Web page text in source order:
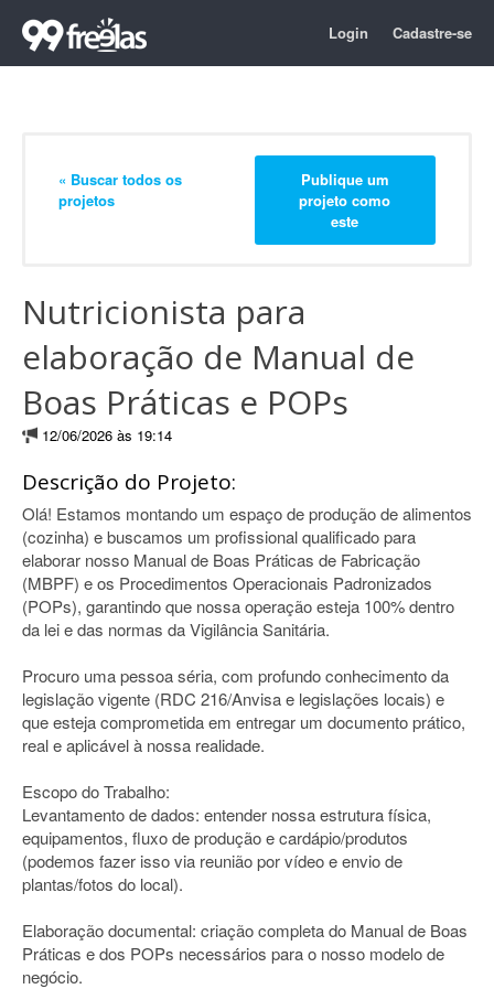
Login Cadastre-se
« Buscar todos os
projetos
Publique um
projeto como
este
Nutricionista para
elaboração de Manual de
Boas Práticas e POPs
12/06/2026 às 19:14
Descrição do Projeto:
Olá! Estamos montando um espaço de produção de alimentos
(cozinha) e buscamos um profissional qualificado para
elaborar nosso Manual de Boas Práticas de Fabricação
(MBPF) e os Procedimentos Operacionais Padronizados
(POPs), garantindo que nossa operação esteja 100% dentro
da lei e das normas da Vigilância Sanitária.
Procuro uma pessoa séria, com profundo conhecimento da
legislação vigente (RDC 216/Anvisa e legislações locais) e
que esteja comprometida em entregar um documento prático,
real e aplicável à nossa realidade.
Escopo do Trabalho:
Levantamento de dados: entender nossa estrutura física,
equipamentos, fluxo de produção e cardápio/produtos
(podemos fazer isso via reunião por vídeo e envio de
plantas/fotos do local).
Elaboração documental: criação completa do Manual de Boas
Práticas e dos POPs necessários para o nosso modelo de
negócio.